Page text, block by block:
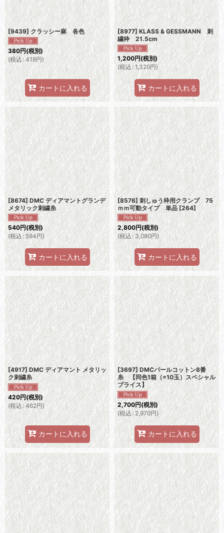
[9439] クラッシー麻 各色
380円(税別)
(税込: 418円)
カートに入れる
[8977] KLASS & GESSMANN 刺
繍枠 21.5cm
1,200円(税別)
(税込: 1,320円)
カートに入れる
[8674] DMC ディアマントグランデ
メタリック刺繍糸
540円(税別)
(税込: 594円)
カートに入れる
[8576] 刺しゅう枠用クランプ 75
ｍｍ可動タイプ 単品 [264]
2,800円(税別)
(税込 : 3,080円)
カートに入れる
[4917] DMC ディアマント メタリッ
ク刺繍糸
420円(税別)
(税込: 462円)
カートに入れる
[3697] DMCパールコットン8番
糸 【同色1箱（=10玉）スペシャル
プライス】
2,700円(税別)
(税込: 2,970円)
カートに入れる